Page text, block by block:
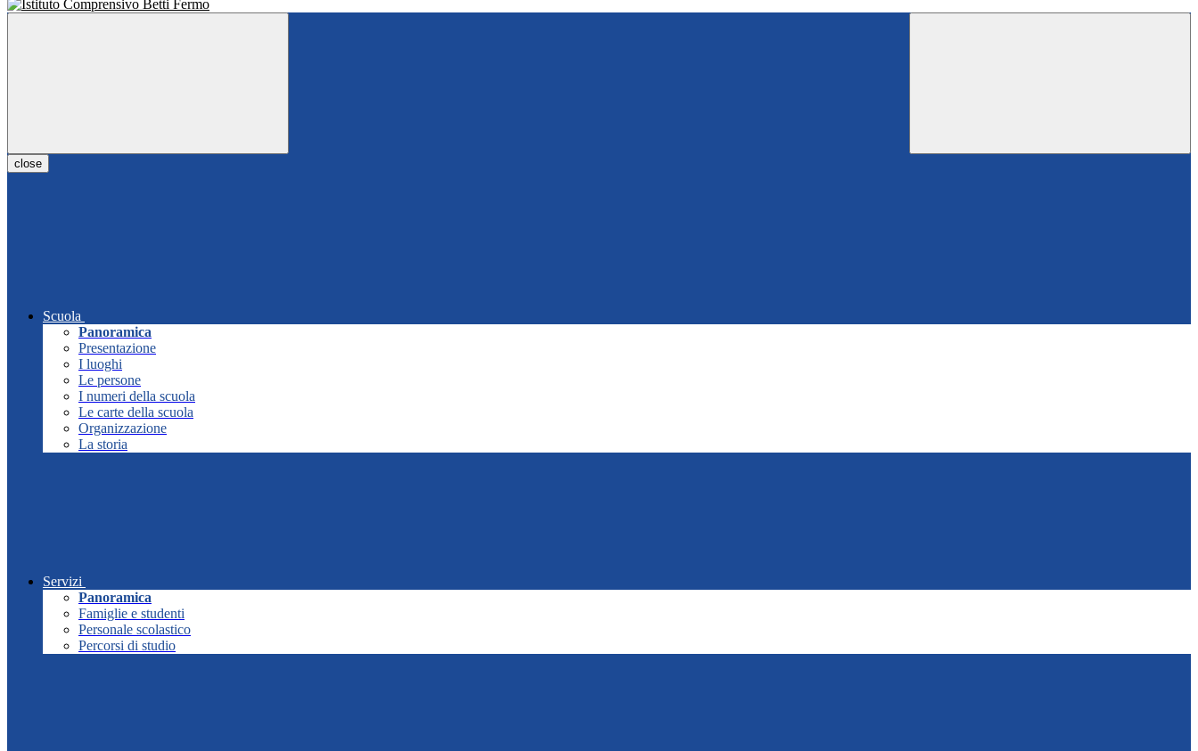
close
Scuola
Panoramica
Presentazione
I luoghi
Le persone
I numeri della scuola
Le carte della scuola
Organizzazione
La storia
Servizi
Panoramica
Famiglie e studenti
Personale scolastico
Percorsi di studio